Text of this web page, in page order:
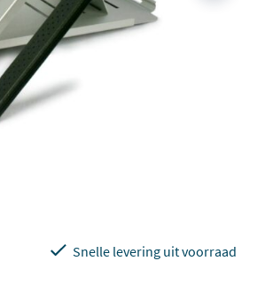
Snelle levering uit voorraad